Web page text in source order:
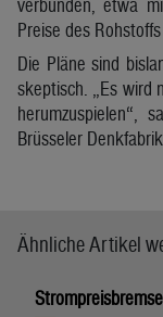
Preise des
Die Pläne sind
skeptisch. „Es wird
herumzuspielen“,
Brüsseler
Ähnliche Artikel